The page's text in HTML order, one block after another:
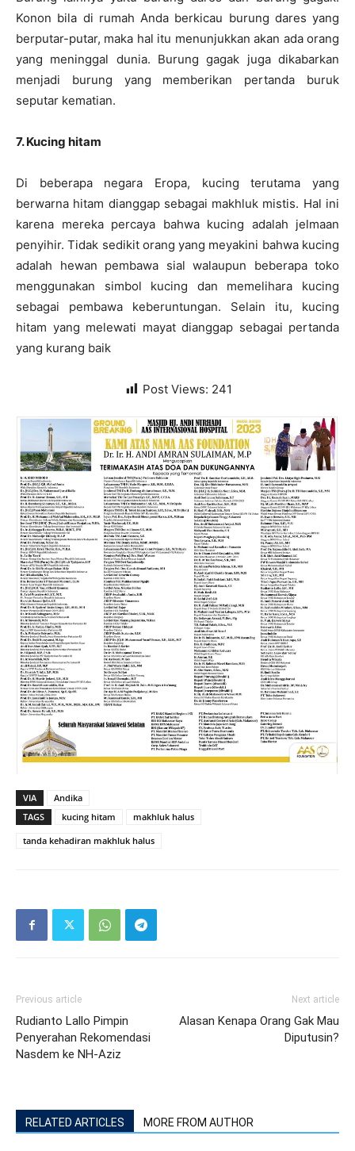
Konon bila di rumah Anda berkicau burung dares yang
berputar-putar, maka hal itu menunjukkan akan ada orang
yang meninggal dunia. Burung gagak juga dikabarkan
menjadi burung yang memberikan pertanda buruk
seputar kematian.
7. Kucing hitam
Di beberapa negara Eropa, kucing terutama yang
berwarna hitam dianggap sebagai makhluk mistis. Hal ini
karena mereka percaya bahwa kucing adalah jelmaan
penyihir. Tidak sedikit orang yang meyakini bahwa kucing
adalah hewan pembawa sial walaupun beberapa toko
menggunakan simbol kucing dan memelihara kucing
sebagai pembawa keberuntungan. Selain itu, kucing
hitam yang melewati mayat dianggap sebagai pertanda
yang kurang baik
Post Views: 241
VIA
Andika
TAGS
kucing hitam
makhluk halus
tanda kehadiran makhluk halus
Previous article
Rudianto Lallo Pimpin
Penyerahan Rekomendasi
Nasdem ke NH-Aziz
Next article
Alasan Kenapa Orang Gak Mau
Diputusin?
RELATED ARTICLES MORE FROM AUTHOR